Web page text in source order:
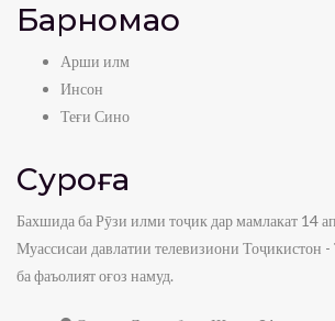
Барномаҳо
Арши илм
Инсон
Теғи Сино
Суроға
Бахшида ба Рӯзи илми тоҷик дар мамлакат 14
Муассисаи давлатии телевизиони Тоҷикистон
ба фаъолият оғоз намуд.